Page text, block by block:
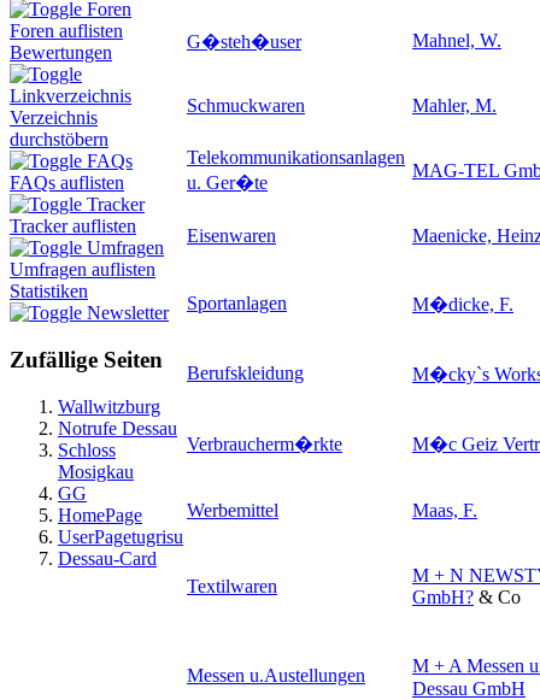
Foren
Foren auflisten
Bewertungen
Linkverzeichnis
Verzeichnis
durchstöbern
FAQs
FAQs auflisten
Tracker
Tracker auflisten
Umfragen
Umfragen auflisten
Statistiken
Newsletter
Zufällige Seiten
Wallwitzburg
Notrufe Dessau
Schloss
Mosigkau
GG
HomePage
UserPagetugrisu
Dessau-Card
G�steh�user Mahnel, W.
Schmuckwaren Mahler, M.
Telekommunikationsanlagen
u. Ger�te
MAG-TEL
Eisenwaren Maenicke,
Sportanlagen M�dicke, F.
Berufskleidung M�cky`s
Verbraucherm�rkte M�c Geiz
Werbemittel Maas, F.
Textilwaren
M + N
GmbH? & Co
Messen u.Austellungen
M + A Messen
Dessau GmbH